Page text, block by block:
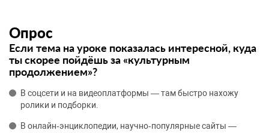
Опрос
Если тема на уроке показалась интересной, куда
ты скорее пойдёшь за «культурным
продолжением»?
В соцсети и на видеоплатформы — там быстро нахожу
ролики и подборки.
В онлайн‑энциклопедии, научно‑популярные сайты —